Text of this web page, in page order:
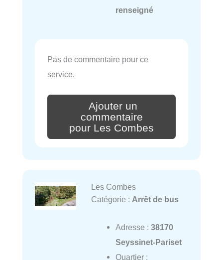
renseigné
Pas de commentaire pour ce
service.
Ajouter un
commentaire
pour Les Combes
Les Combes
Catégorie : Arrêt de bus
Adresse : 38170
Seyssinet-Pariset
Quartier :